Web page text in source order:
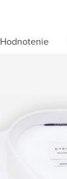
Hodnotenie